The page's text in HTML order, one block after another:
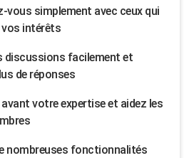
vous simplement avec ceux qui
intérêts
discussions facilement et
de réponses
votre expertise et aidez les
nombreuses fonctionnalités